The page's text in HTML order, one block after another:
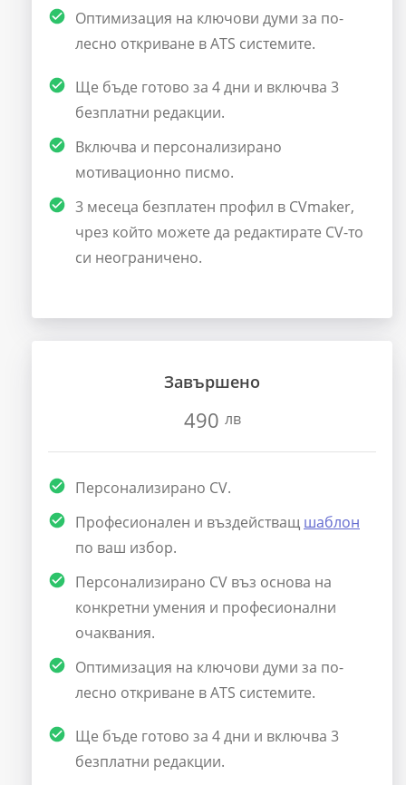
Оптимизация на ключови думи за по-
лесно откриване в ATS системите.
Ще бъде готово за 4 дни и включва 3
безплатни редакции.
Включва и персонализирано
мотивационно писмо.
3 месеца безплатен профил в CVmaker,
чрез който можете да редактирате CV-то
си неограничено.
Завършено
490 лв
Персонализирано CV.
Професионален и въздействащ шаблон
по ваш избор.
Персонализирано CV въз основа на
конкретни умения и професионални
очаквания.
Оптимизация на ключови думи за по-
лесно откриване в ATS системите.
Ще бъде готово за 4 дни и включва 3
безплатни редакции.